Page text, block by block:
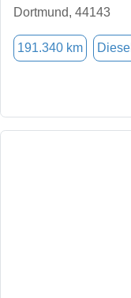
Dortmund, 44143
191.340 km Diesel